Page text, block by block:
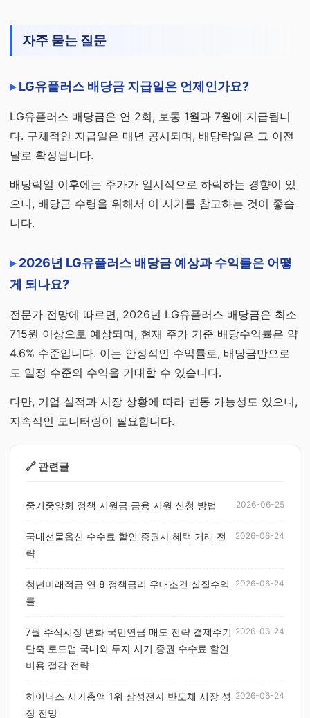
자주 묻는 질문
LG유플러스 배당금 지급일은 언제인가요?
LG유플러스 배당금은 연 2회, 보통 1월과 7월에 지급됩니
다. 구체적인 지급일은 매년 공시되며, 배당락일은 그 이전
날로 확정됩니다.
배당락일 이후에는 주가가 일시적으로 하락하는 경향이 있
으니, 배당금 수령을 위해서 이 시기를 참고하는 것이 좋습
니다.
2026년 LG유플러스 배당금 예상과 수익률은 어떻
게 되나요?
전문가 전망에 따르면, 2026년 LG유플러스 배당금은 최소
715원 이상으로 예상되며, 현재 주가 기준 배당수익률은 약
4.6% 수준입니다. 이는 안정적인 수익률로, 배당금만으로
도 일정 수준의 수익을 기대할 수 있습니다.
다만, 기업 실적과 시장 상황에 따라 변동 가능성도 있으니,
지속적인 모니터링이 필요합니다.
🔗 관련글
중기중앙회 정책 지원금 금융 지원 신청 방법 2026-06-25
국내선물옵션 수수료 할인 증권사 혜택 거래 전
략
2026-06-24
청년미래적금 연 8 정책금리 우대조건 실질수익
률
2026-06-24
7월 주식시장 변화 국민연금 매도 전략 결제주기
단축 로드맵 국내외 투자 시기 증권 수수료 할인
비용 절감 전략
2026-06-24
하이닉스 시가총액 1위 삼성전자 반도체 시장 성
장 전망
2026-06-24